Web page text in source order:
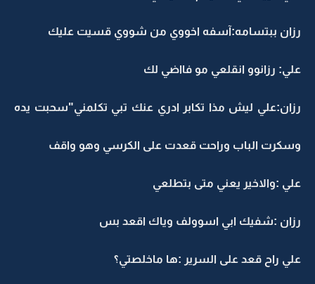
رزان ببتسامه:آسفه اخووي من شووي قسيت عليك
علي: رزانوو انقلعي مو فااضي لك
رزان:علي ليش مذا تكابر ادري عنك تبي تكلمني"سحبت يده
وسكرت الباب وراحت قعدت على الكرسي وهو واقف
علي :والاخير يعني متى بتطلعي
رزان :شفيك ابي اسوولف وياك اقعد بس
علي راح قعد على السرير :ها ماخلصتي؟